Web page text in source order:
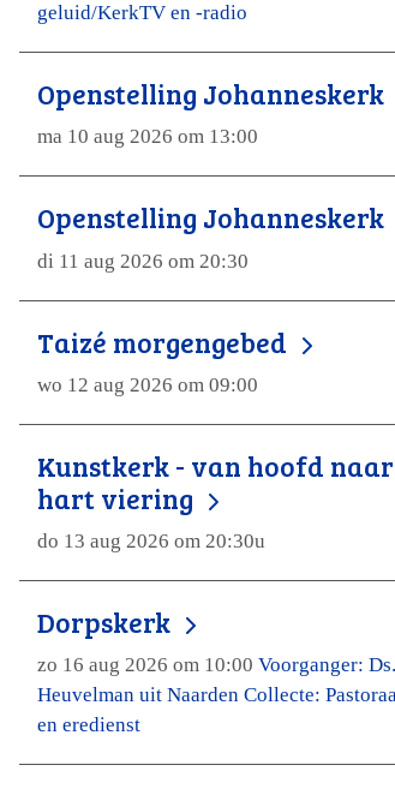
geluid/KerkTV en -radio
Openstelling Johanneskerk
ma 10 aug 2026 om 13:00
Openstelling Johanneskerk
di 11 aug 2026 om 20:30
Taizé morgengebed
wo 12 aug 2026 om 09:00
Kunstkerk - van hoofd naar
hart viering
do 13 aug 2026 om 20:30u
Dorpskerk
zo 16 aug 2026 om 10:00 Voorganger:
Heuvelman uit Naarden Collecte:
en eredienst